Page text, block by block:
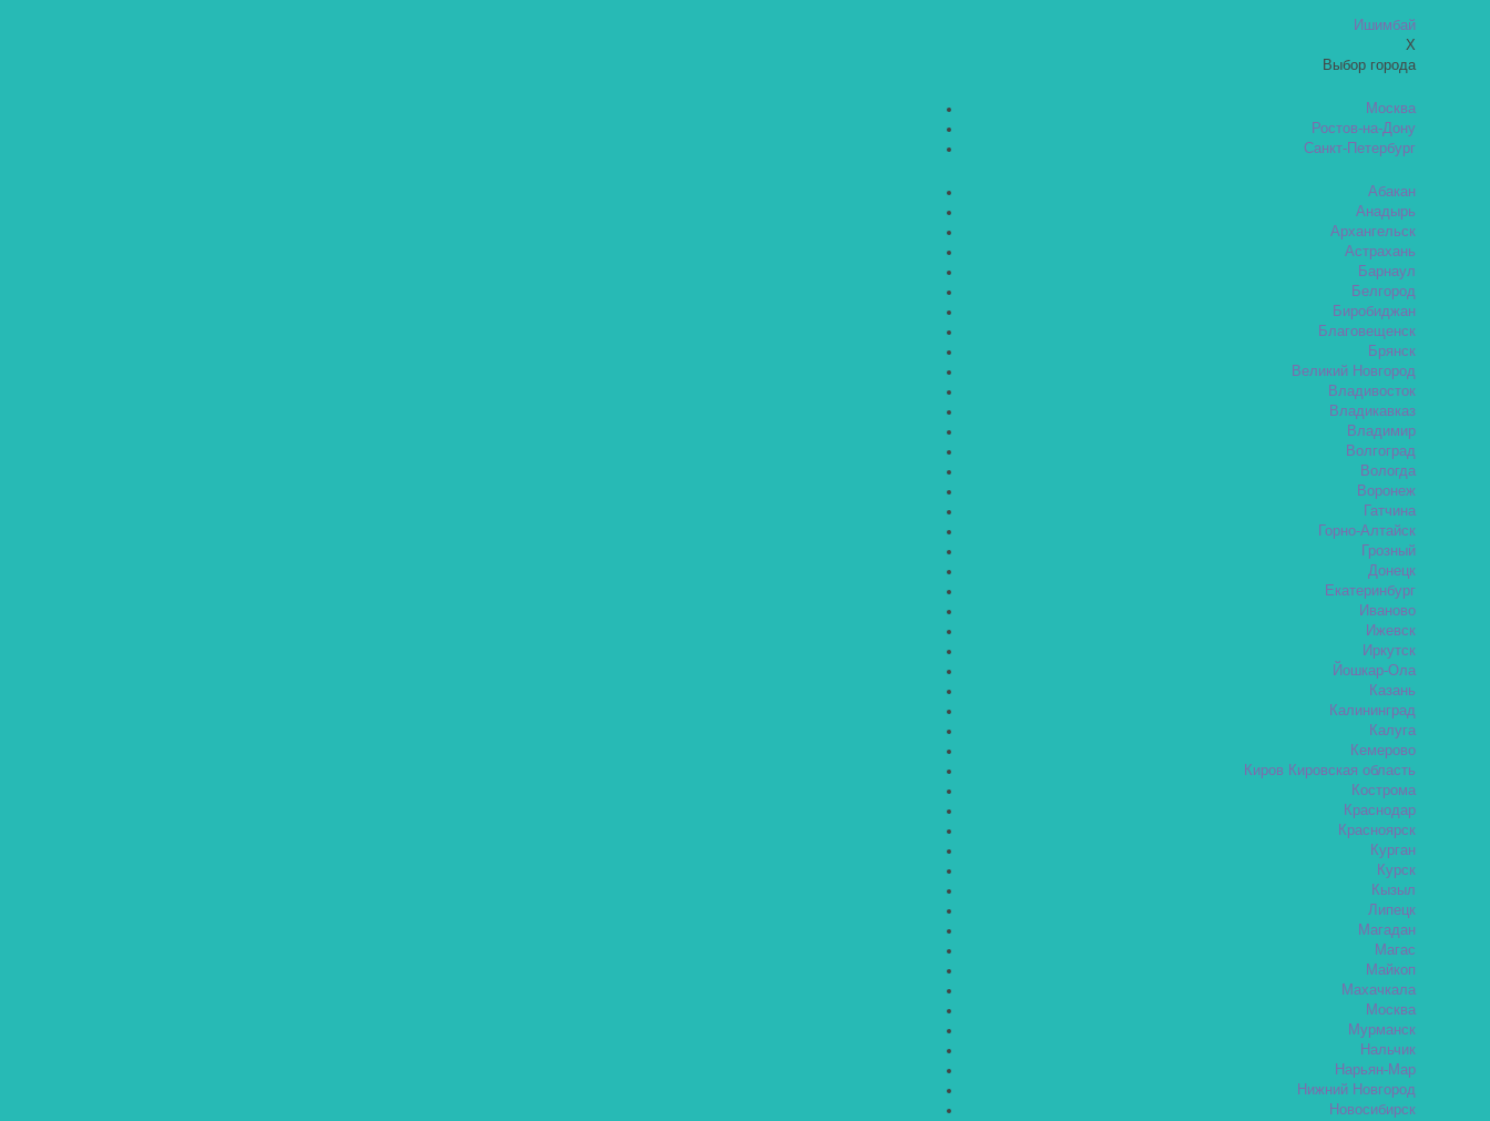
Ишимбай
X
Выбор города
Москва
Ростов-на-Дону
Санкт-Петербург
Абакан
Анадырь
Архангельск
Астрахань
Барнаул
Белгород
Биробиджан
Благовещенск
Брянск
Великий Новгород
Владивосток
Владикавказ
Владимир
Волгоград
Вологда
Воронеж
Гатчина
Горно-Алтайск
Грозный
Донецк
Екатеринбург
Иваново
Ижевск
Иркутск
Йошкар-Ола
Казань
Калининград
Калуга
Кемерово
Киров Кировская область
Кострома
Краснодар
Красноярск
Курган
Курск
Кызыл
Липецк
Магадан
Магас
Майкоп
Махачкала
Москва
Мурманск
Нальчик
Нарьян-Мар
Нижний Новгород
Новосибирск